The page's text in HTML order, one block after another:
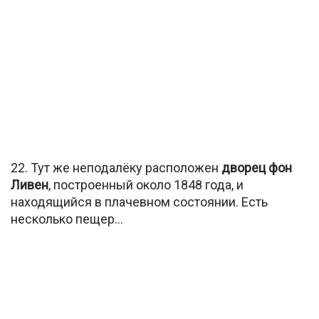
22. Тут же неподалёку расположен дворец фон
Ливен, построенный около 1848 года, и
находящийся в плачевном состоянии. Есть
несколько пещер…